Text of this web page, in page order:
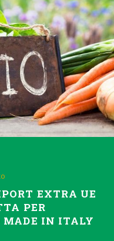
EXTRA UE
PER
MADE IN ITALY